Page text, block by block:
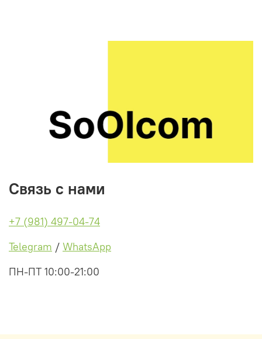
Связь с нами
+7 (981) 497-04-74
Telegram / WhatsApp
ПН-ПТ 10:00-21:00